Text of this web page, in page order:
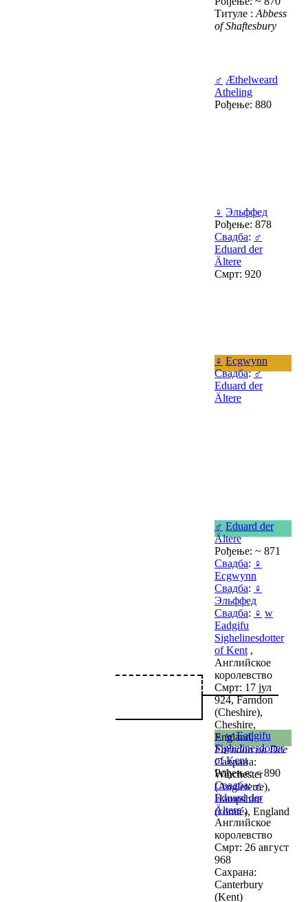
Титуле : Abbess
of Shaftesbury
♂ Æthelweard
Atheling
Рођење: 880
♀ Эльффед
Рођење: 878
Свадба: ♂
Eduard der
Ältere
Смрт: 920
♀ Ecgwynn
Свадба:♂
Eduard der
Ältere
♂ Eduard der
Ältere
Рођење: ~ 871
Свадба: ♀
Ecgwynn
Свадба: ♀
Эльффед
Свадба: ♀ w
Eadgifu
Sighelinesdotter
of Kent ,
Английское
королевство
Смрт: 17 јул
924, Farndon
(Cheshire),
Cheshire,
England,
Farndon on Dee
Сахрана:
Winchester
(Angleterre),
Hampshire
(comté), England
♀ w Eadgifu
Sighelinesdotter
of Kent
Рођење: < 890
Свадба:♂
Eduard der
Ältere,
Английское
королевство
Смрт: 26 август
968
Сахрана:
Canterbury
(Kent)